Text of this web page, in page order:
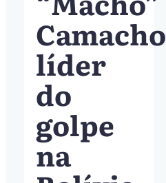
Camacho,
líder
do
golpe
na